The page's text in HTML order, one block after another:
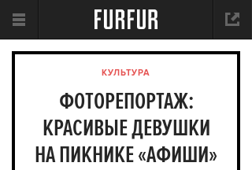
КУЛЬТУРА
ФОТОРЕПОРТАЖ:
КРАСИВЫЕ ДЕВУШКИ
НА ПИКНИКЕ «АФИШИ»